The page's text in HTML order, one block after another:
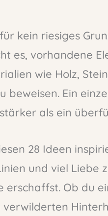
kein riesiges
es, vorhandene
wie Holz,
beweisen. Ein
als ein
28 Ideen
und viel Liebe
erschaffst. Ob du